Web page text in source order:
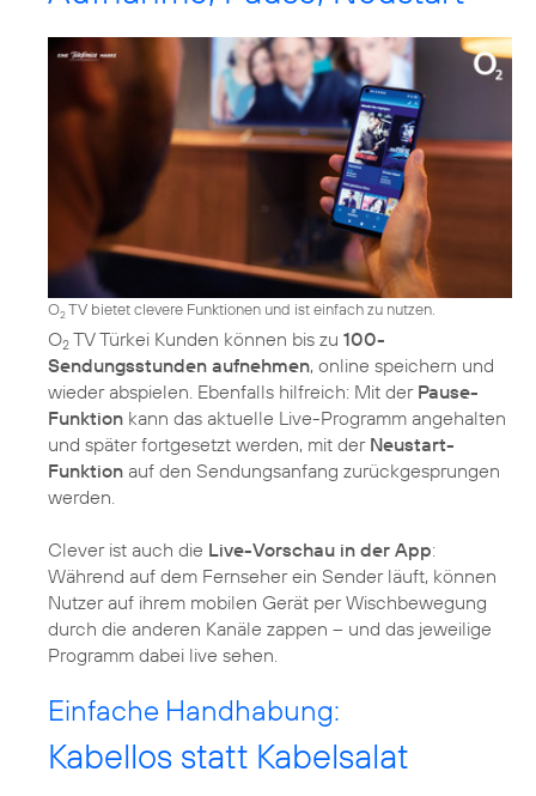
O2TV bietet clevere Funktionen und ist einfach zu nutzen.
O2 TV Türkei Kunden können bis zu 100-
Sendungsstunden aufnehmen, online speichern und
wieder abspielen. Ebenfalls hilfreich: Mit der Pause-
Funktion kann das aktuelle Live-Programm angehalten
und später fortgesetzt werden, mit der Neustart-
Funktion auf den Sendungsanfang zurückgesprungen
werden.
Clever ist auch die Live-Vorschau in der App:
Während auf dem Fernseher ein Sender läuft, können
Nutzer auf ihrem mobilen Gerät per Wischbewegung
durch die anderen Kanäle zappen – und das jeweilige
Programm dabei live sehen.
Einfache Handhabung:
Kabellos statt Kabelsalat